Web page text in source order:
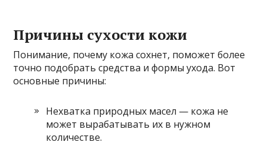
Причины сухости кожи
Понимание, почему кожа сохнет, поможет более
точно подобрать средства и формы ухода. Вот
основные причины:
Нехватка природных масел — кожа не
может вырабатывать их в нужном
количестве.